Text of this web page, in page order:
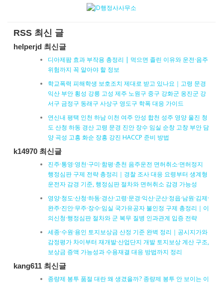
RSS 최신 글
helperjd 최신글
디아제팜 효과 부작용 총정리 | 먹으면 졸린 이유와 운전·음주
위험까지 꼭 알아야 할 정보
학교폭력 피해학생 보호조치 제대로 받고 있나요｜고령 문경
익산 부안 횡성 강릉 고성 제주 노원구 중구 강화군 옹진군 강
서구 금정구 동래구 사상구 영도구 학폭 대응 가이드
연신내 평택 인천 하남 이천 여주 안성 합천 성주 영양 울진 청
도 산청 하동 경산 고령 문경 진안 장수 임실 순창 고창 부안 담
양 곡성 고흥 화순 장흥 강진 HACCP 준비 방법
k14970 최신글
진주·통영·영천·구미·함평·춘천 음주운전 면허취소·면허정지
행정심판 구제 전략 총정리｜경찰 조사 대응 요령부터 생계형
운전자 감경 기준, 행정심판 절차와 면허취소 감경 가능성
영양·청도·산청·하동·경산·고령·문경·익산·군산·정읍·남원·김제·
완주·진안·무주·장수·임실 국가유공자 불인정 구제 총정리｜이
의신청·행정심판 절차와 군 복무 질병 인과관계 입증 전략
세종·수원·용인 토지보상금 산정 기준 완벽 정리｜공시지가와
감정평가 차이부터 재개발·산업단지 개발 토지보상 계산 구조,
보상금 증액 가능성과 수용재결 대응 방법까지 정리
kang611 최신글
종량제 봉투 품절 대란 왜 생겼을까? 종량제 봉투 안 보이는 이